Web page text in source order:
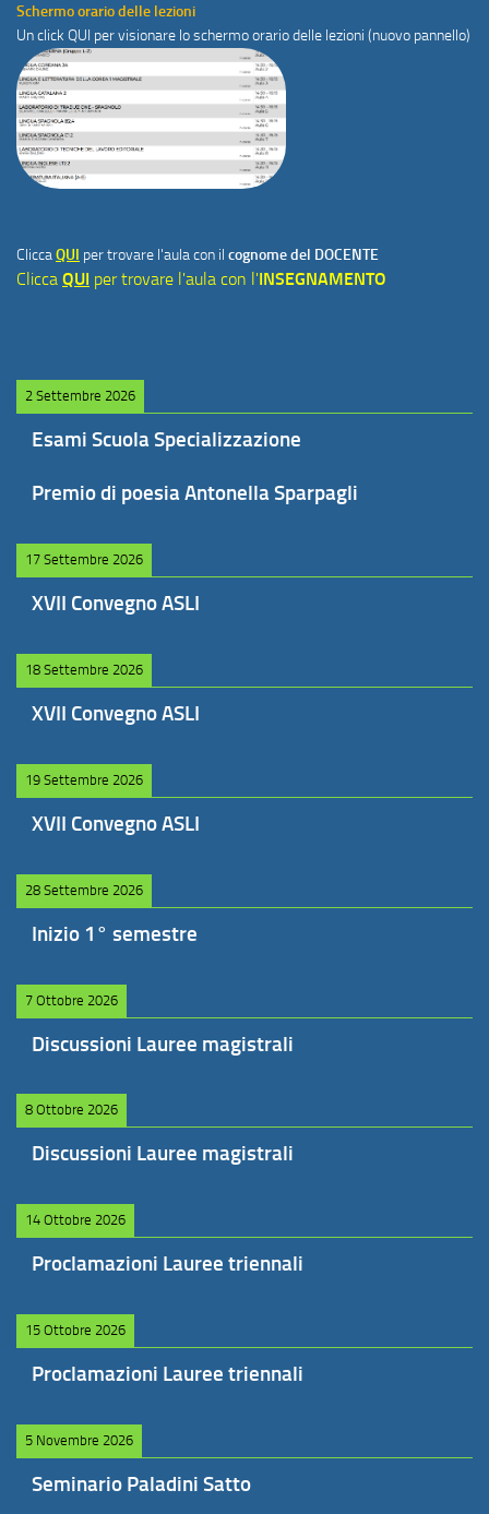
Schermo orario delle lezioni
Un click QUI per visionare lo schermo orario delle lezioni (nuovo pannello)
CliccaQUI per trovare l'aula con il cognome del DOCENTE
Clicca QUI per trovare l'aula con l'INSEGNAMENTO
2 Settembre 2026
Esami Scuola Specializzazione
Premio di poesia Antonella Sparpagli
17 Settembre 2026
XVII Convegno ASLI
18 Settembre 2026
XVII Convegno ASLI
19 Settembre 2026
XVII Convegno ASLI
28 Settembre 2026
Inizio 1° semestre
7 Ottobre 2026
Discussioni Lauree magistrali
8 Ottobre 2026
Discussioni Lauree magistrali
14 Ottobre 2026
Proclamazioni Lauree triennali
15 Ottobre 2026
Proclamazioni Lauree triennali
5 Novembre 2026
Seminario Paladini Satto